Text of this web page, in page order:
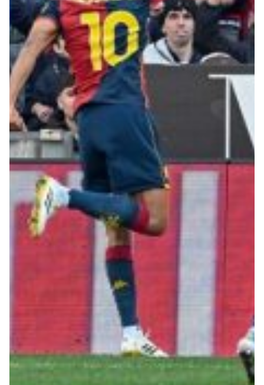
Summer Sale
Mare
Accessori
Party
Outlet
Helan x Genoa
Isolani x Genoa
Gift Card Online Store